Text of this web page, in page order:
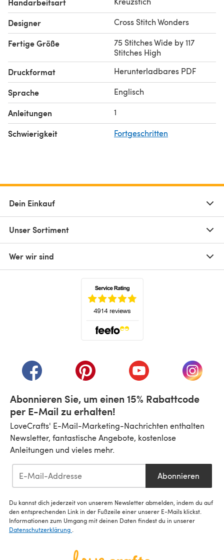
Designer Cross Stitch Wonders
Fertige Größe
75 Stitches Wide by 117
Stitches High
Druckformat Herunterladbares PDF
Sprache Englisch
Anleitungen 1
Schwierigkeit Fortgeschritten
Dein Einkauf
Unser Sortiment
Wer wir sind
(öffnet sich in einem neuen Tab)
(öffnet sich in einem neuen Tab)
(öffnet sich in einem
(öffnet
Abonnieren Sie, um einen 15% Rabattcode
per E-Mail zu erhalten!
LoveCrafts' E-Mail-Marketing-Nachrichten enthalten
Newsletter, fantastische Angebote, kostenlose
Anleitungen und vieles mehr.
Abonnieren
Du kannst dich jederzeit von unserem Newsletter abmelden, indem du auf
den entsprechenden Link in der Fußzeile einer unserer E-Mails klickst.
Informationen zum Umgang mit deinen Daten findest du in unserer
Datenschutzerklärung